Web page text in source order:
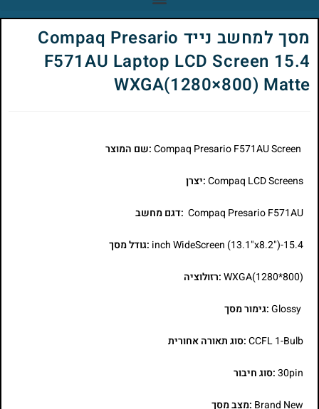
מסך למחשב נייד Compaq Presario
F571AU Laptop LCD Screen 15.4
WXGA(1280×800) Matte
:שם המוצר
Compaq LCD Screens:יצרן
Compaq Presario F571AU :דגם מחשב
15.4-inch WideScreen (13.1"x8.2") :גודל מסך
WXGA(1280*800):רזולוציה
Glossy:גימור מסך
CCFL 1-Bulb:סוג תאורה אחורית
30pin:סוג חיבור
Brand New :מצב מסך